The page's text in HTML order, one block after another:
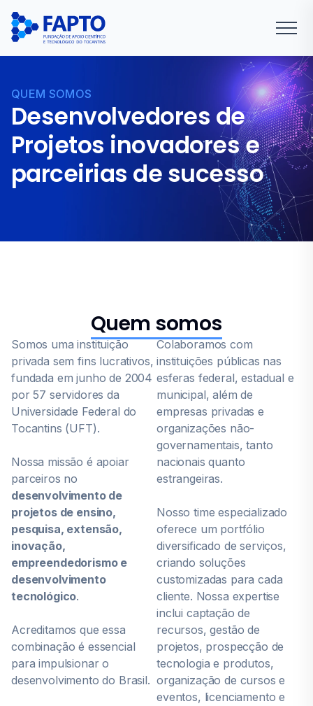
QUEM SOMOS
Desenvolvedores de
Projetos inovadores e
parceirias de sucesso
Quem somos
Somos uma instituição
privada sem fins lucrativos,
fundada em junho de 2004
por 57 servidores da
Universidade Federal do
Tocantins (UFT).
Nossa missão é apoiar
parceiros no
desenvolvimento de
projetos de ensino,
pesquisa, extensão,
inovação,
empreendedorismo e
desenvolvimento
tecnológico.
Acreditamos que essa
combinação é essencial
para impulsionar o
desenvolvimento do Brasil.
Colaboramos com
instituições públicas nas
esferas federal, estadual e
municipal, além de
empresas privadas e
organizações não-
governamentais, tanto
nacionais quanto
estrangeiras.
Nosso time especializado
oferece um portfólio
diversificado de serviços,
criando soluções
customizadas para cada
cliente. Nossa expertise
inclui captação de
recursos, gestão de
projetos, prospecção de
tecnologia e produtos,
organização de cursos e
eventos, licenciamento e